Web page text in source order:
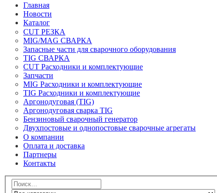
Главная
Новости
Каталог
CUT РЕЗКА
MIG/MAG СВАРКА
Запасные части для сварочного оборудования
TIG СВАРКА
CUT Расходники и комплектующие
Запчасти
MIG Расходники и комплектующие
TIG Расходники и комплектующие
Аргонодуговая (TIG)
Аргонодуговая сварка TIG
Бензиновый сварочный генератор
Двухпостовые и однопостовые сварочные агрегаты
О компании
Оплата и доставка
Партнеры
Контакты